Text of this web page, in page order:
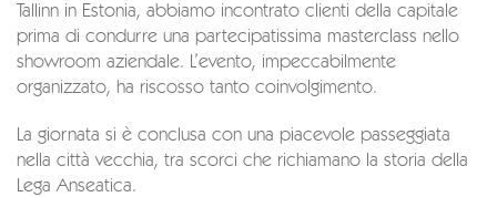
Tallinn in Estonia, abbiamo incontrato clienti della capitale
prima di condurre una partecipatissima masterclass nello
showroom aziendale. L’evento, impeccabilmente
organizzato, ha riscosso tanto coinvolgimento.
La giornata si è conclusa con una piacevole passeggiata
nella città vecchia, tra scorci che richiamano la storia della
Lega Anseatica.